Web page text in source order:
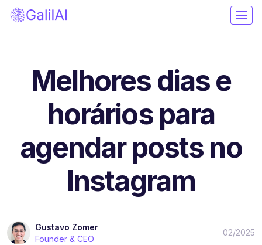
Melhores dias e
horários para
agendar posts no
Instagram
Gustavo Zomer
Founder & CEO
02/2025